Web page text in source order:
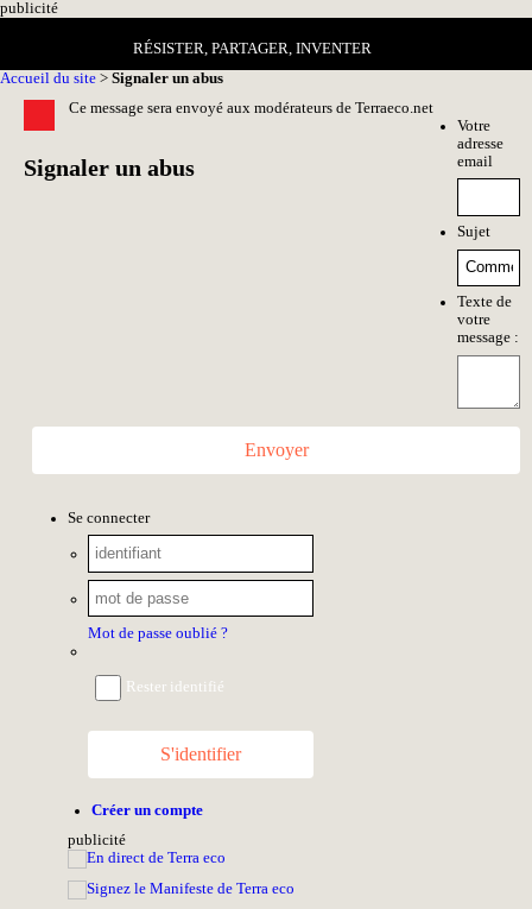
publicité
RÉSISTER, PARTAGER, INVENTER
Accueil du site > Signaler un abus
Ce message sera envoyé aux modérateurs de Terraeco.net
Signaler un abus
Votre
adresse
email
Sujet
Texte de
votre
message :
Envoyer
Se connecter
Mot de passe oublié ?
Rester identifié
S'identifier
Créer un compte
publicité